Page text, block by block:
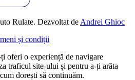
Rulate. Dezvoltat de Andrei Ghioc
și condiții
oferi o experiență de navigare
traficul site-ului și pentru a-ți arăta
dorești să continuăm.